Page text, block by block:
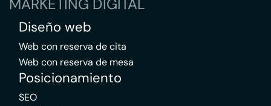
MARKETING DIGITAL
Diseño web
Web con reserva de cita
Web con reserva de mesa
Posicionamiento
SEO